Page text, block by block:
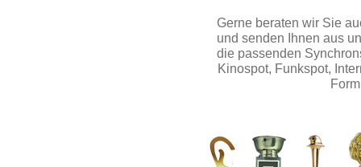
Gerne beraten wir Sie
und senden Ihnen aus
die passenden
Kinospot, Funkspot,